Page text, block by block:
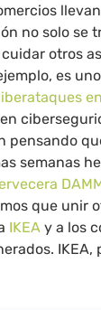
no solo se
otros
es
pensando
semanas
que unir
IKEA y a los